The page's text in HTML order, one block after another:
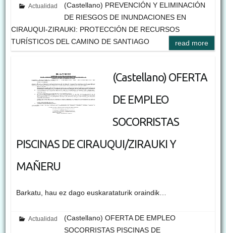
Actualidad
(Castellano) PREVENCIÓN Y ELIMINACIÓN
DE RIESGOS DE INUNDACIONES EN
CIRAUQUI-ZIRAUKI: PROTECCIÓN DE RECURSOS
TURÍSTICOS DEL CAMINO DE SANTIAGO
read more
(Castellano) OFERTA
DE EMPLEO
SOCORRISTAS
PISCINAS DE CIRAUQUI/ZIRAUKI Y
MAÑERU
Barkatu, hau ez dago euskarataturik oraindik…
Actualidad
(Castellano) OFERTA DE EMPLEO
SOCORRISTAS PISCINAS DE